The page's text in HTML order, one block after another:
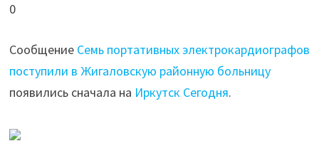
0
Сообщение Семь портативных электрокардиографов
поступили в Жигаловскую районную больницу
появились сначала на Иркутск Сегодня.